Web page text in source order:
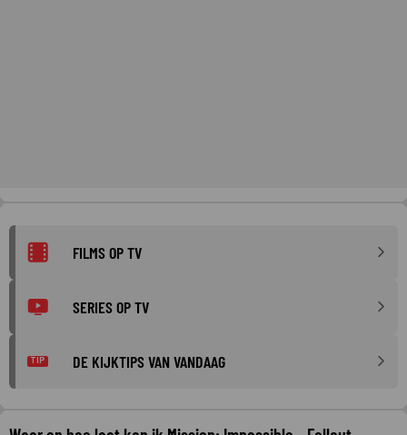
FILMS OP TV
SERIES OP TV
TIP DE KIJKTIPS VAN VANDAAG